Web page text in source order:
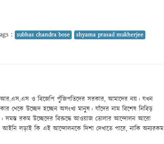
: subhas chandra bose
shyama prasad mukherjee
ও বিজেপি পুঁজিপতিদের সরকার, আমাদের নয়। যখন
থেকে উচ্ছেদ হচ্ছেন অসংখ্য মানুষ। যাঁদের নাম বিশেষ নিবিড়
সমস্ত রকম উচ্ছেদের বিরুদ্ধে আওয়াজ তোলার আন্দোলন আরো
আইনি লড়াই কি এই আন্দোলনকে দিশা দেখাতে পারে, নাকি অন্যরকম